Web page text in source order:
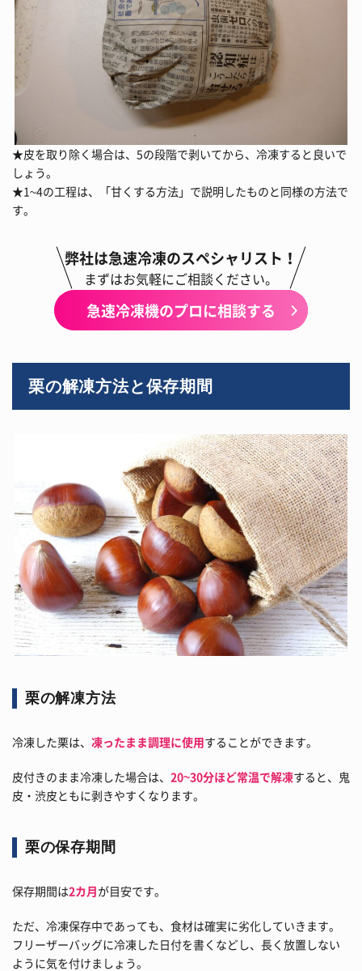
★皮を取り除く場合は、5の段階で剥いてから、冷凍すると良いで
しょう。
★1~4の工程は、「甘くする方法」で説明したものと同様の方法で
す。
弊社は急速冷凍のスペシャリスト！
まずはお気軽にご相談ください。
急速冷凍機のプロに相談する
栗の解凍方法と保存期間
栗の解凍方法
冷凍した栗は、 凍ったまま調理に使用することができます。
皮付きのまま冷凍した場合は、 20~30分ほど常温で解凍すると、鬼
皮・渋皮ともに剥きやすくなります。
栗の保存期間
保存期間は2カ月が目安です。
ただ、冷凍保存中であっても、食材は確実に劣化していきます。
フリーザーバッグに冷凍した日付を書くなどし、長く放置しない
ように気を付けましょう。